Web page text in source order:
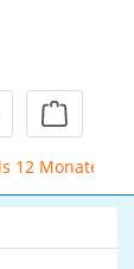
12 Monate